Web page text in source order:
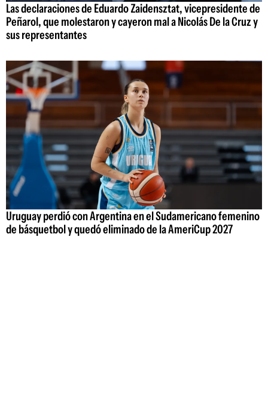
Las declaraciones de Eduardo Zaidensztat, vicepresidente de
Peñarol, que molestaron y cayeron mal a Nicolás De la Cruz y
sus representantes
Uruguay perdió con Argentina en el Sudamericano femenino
de básquetbol y quedó eliminado de la AmeriCup 2027